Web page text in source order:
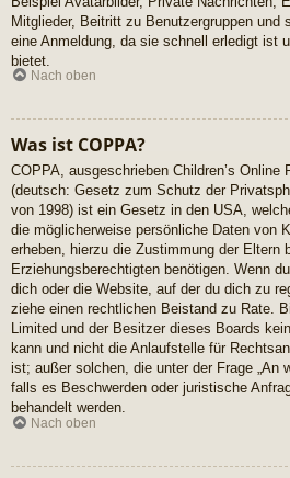
Mitglieder, Beitritt zu Benutzergruppen und
eine Anmeldung, da sie schnell erledigt ist
bietet.
Nach oben
Was ist COPPA?
COPPA, ausgeschrieben Children’s
(deutsch: Gesetz zum Schutz der
von 1998) ist ein Gesetz in den USA,
die möglicherweise persönliche Daten von
erheben, hierzu die Zustimmung der Eltern
Erziehungsberechtigten benötigen. Wenn
dich oder die Website, auf der du dich zu
ziehe einen rechtlichen Beistand zu Rate.
Limited und der Besitzer dieses Boards
kann und nicht die Anlaufstelle für
ist; außer solchen, die unter der Frage „An
falls es Beschwerden oder juristische
behandelt werden.
Nach oben